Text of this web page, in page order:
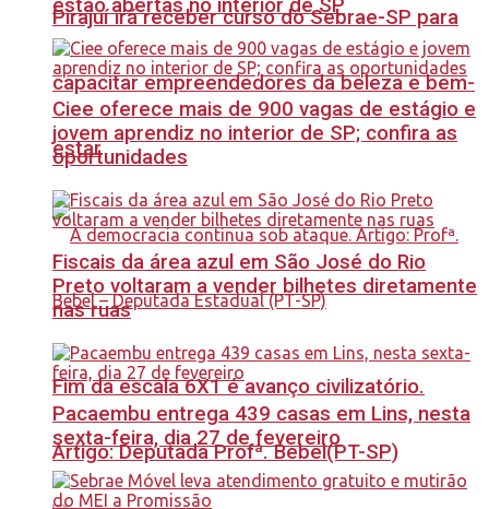
Pirajuí irá receber curso do Sebrae-SP para
capacitar empreendedores da beleza e bem-
estar
Fim da escala 6X1 é avanço civilizatório.
Artigo: Deputada Profª. Bebel(PT-SP)
estão abertas no interior de SP
Ciee oferece mais de 900 vagas de estágio e
jovem aprendiz no interior de SP; confira as
oportunidades
Fiscais da área azul em São José do Rio
Preto voltaram a vender bilhetes diretamente
nas ruas
Pacaembu entrega 439 casas em Lins, nesta
sexta-feira, dia 27 de fevereiro